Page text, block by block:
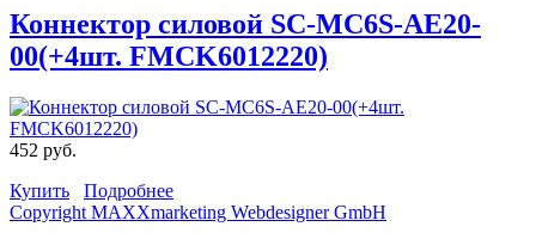
Коннектор силовой SC-MC6S-AE20-
00(+4шт. FMCK6012220)
452 руб.
Купить
Подробнее
Copyright MAXXmarketing Webdesigner GmbH